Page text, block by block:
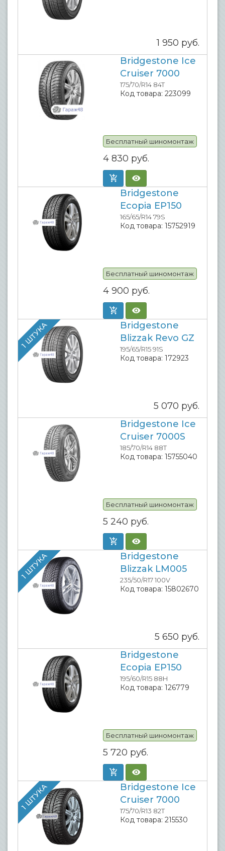
1 950 руб.
Bridgestone Ice
Cruiser 7000
175/70/R14 84T
Код товара: 223099
Бесплатный шиномонтаж
4 830 руб.
Bridgestone
Ecopia EP150
165/65/R14 79S
Код товара: 15752919
Бесплатный шиномонтаж
4 900 руб.
1 ШТУКА
Bridgestone
Blizzak Revo GZ
195/65/R15 91S
Код товара: 172923
5 070 руб.
Bridgestone Ice
Cruiser 7000S
185/70/R14 88T
Код товара: 15755040
Бесплатный шиномонтаж
5 240 руб.
1 ШТУКА
Bridgestone
Blizzak LM005
235/50/R17 100V
Код товара: 15802670
5 650 руб.
Bridgestone
Ecopia EP150
195/60/R15 88H
Код товара: 126779
Бесплатный шиномонтаж
5 720 руб.
1 ШТУКА
Bridgestone Ice
Cruiser 7000
175/70/R13 82T
Код товара: 215530